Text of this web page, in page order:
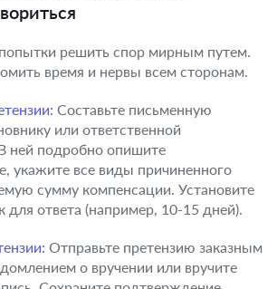
решить спор мирным путем.
время и нервы всем сторонам.
Составьте письменную
или ответственной
ней подробно опишите
укажите все виды причиненного
сумму компенсации. Установите
для ответа (например, 10-15 дней).
Отправьте претензию заказным
о вручении или вручите